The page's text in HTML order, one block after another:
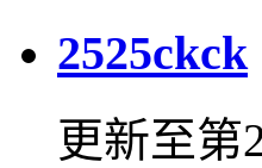
2525ckck
更新至第